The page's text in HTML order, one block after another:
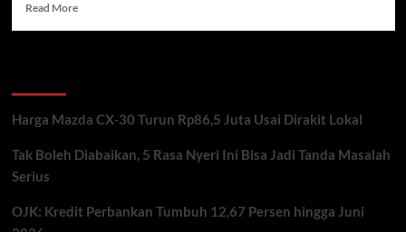
Read MoreRead
Laki
Lama
Dibanding
Harga Mazda CX-30 Turun Rp86,5 Juta Usai Dirakit Lokal
Tak Boleh Diabaikan, 5 Rasa Nyeri Ini Bisa Jadi Tanda Masalah
Serius
OJK: Kredit Perbankan Tumbuh 12,67 Persen hingga Juni